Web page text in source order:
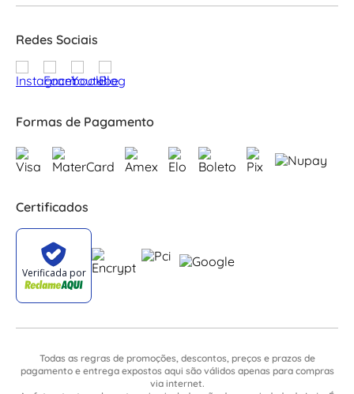
Redes Sociais
Formas de Pagamento
Certificados
Todas as regras de promoções, descontos, preços e prazos de
pagamento e entrega expostos aqui são válidos apenas para compras
via internet.